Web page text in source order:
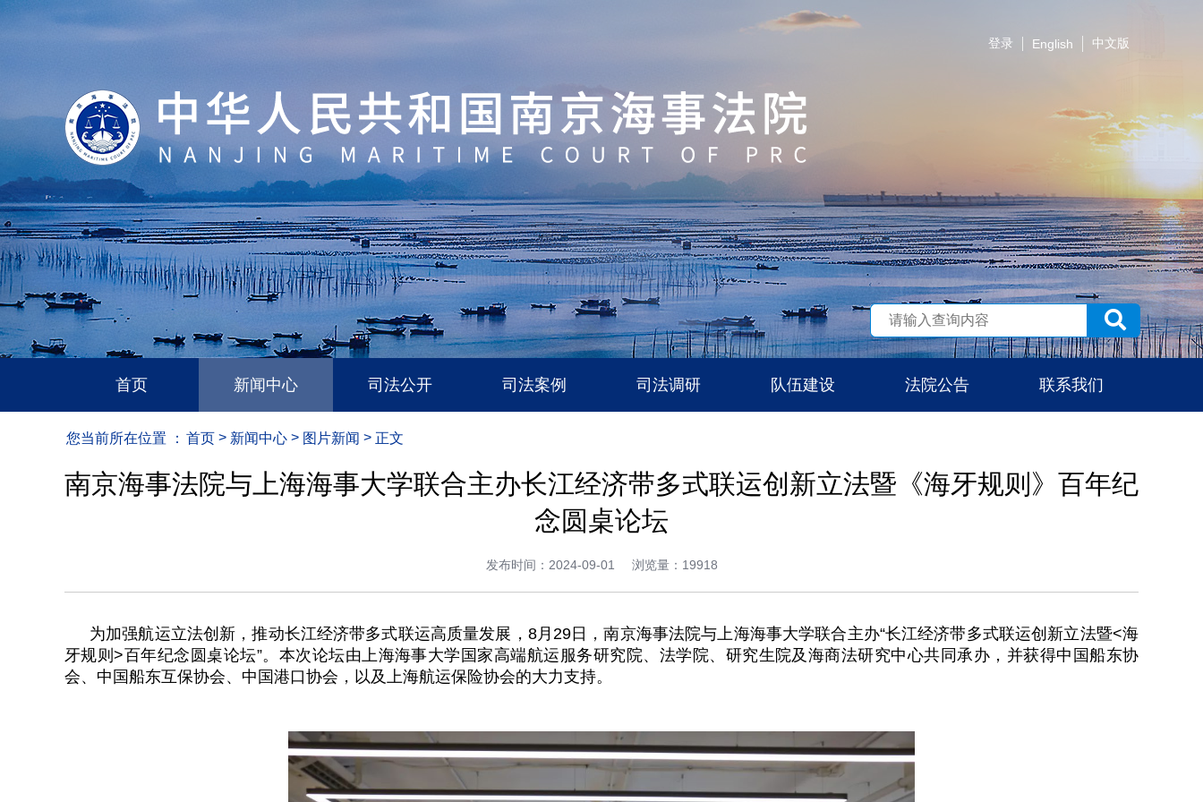
登录 English 中文版
首页 新闻中心 司法公开 司法案例 司法调研 队伍建设 法院公告 联系我们
您当前所在位置 ： 首页 > 新闻中心 > 图片新闻 > 正文
南京海事法院与上海海事大学联合主办长江经济带多式联运创新立法暨《海牙规则》百年纪
念圆桌论坛
发布时间：2024-09-01 浏览量：19918
为加强航运立法创新，推动长江经济带多式联运高质量发展，8月29日，南京海事法院与上海海事大学联合主办“长江经济带多式联运创新立法暨<海
牙规则>百年纪念圆桌论坛”。本次论坛由上海海事大学国家高端航运服务研究院、法学院、研究生院及海商法研究中心共同承办，并获得中国船东协
会、中国船东互保协会、中国港口协会，以及上海航运保险协会的大力支持。